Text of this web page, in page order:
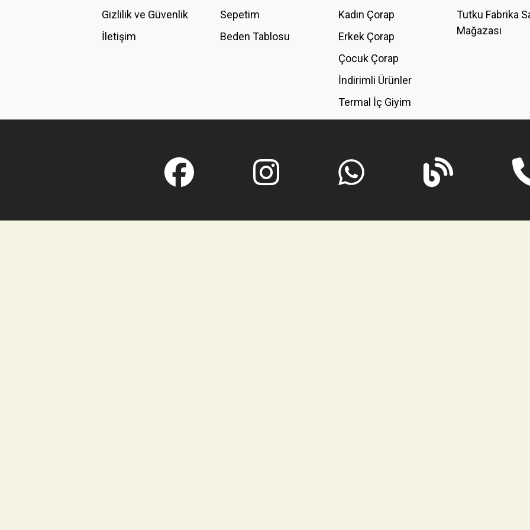
Gizlilik ve Güvenlik
İletişim
Sepetim
Beden Tablosu
Kadın Çorap
Erkek Çorap
Çocuk Çorap
İndirimli Ürünler
Termal İç Giyim
Tutku Fabrika
Mağazası